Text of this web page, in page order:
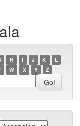
H I J K
L
W X Y Z